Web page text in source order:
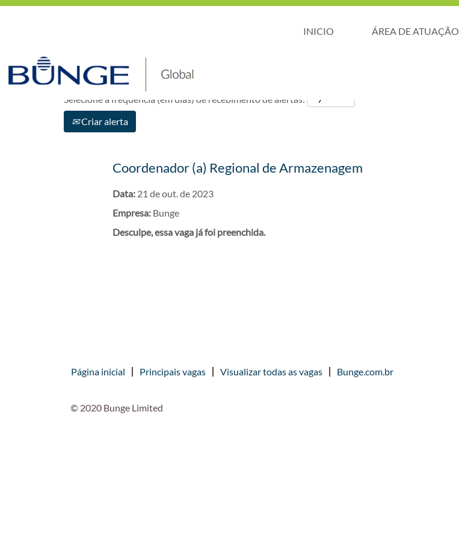
INICIO ÁREA DE ATUAÇÃO
Selecione a frequência (em dias) de recebimento de alertas:
Criar alerta
Coordenador (a) Regional de Armazenagem
Data: 21 de out. de 2023
Empresa: Bunge
Desculpe, essa vaga já foi preenchida.
Página inicial Principais vagas Visualizar todas as vagas Bunge.com.br
© 2020 Bunge Limited